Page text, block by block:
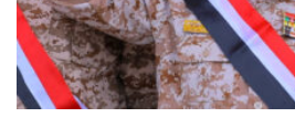
كبيرة في العاصمة صنعاء
اليمنية إحياء لذكرى